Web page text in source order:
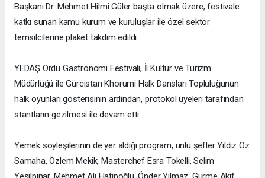
Başkanı Dr. Mehmet Hilmi Güler başta olmak üzere, festivale
katkı sunan kamu kurum ve kuruluşlar ile özel sektör
temsilcilerine plaket takdim edildi.
YEDAŞ Ordu Gastronomi Festivali, İl Kültür ve Turizm
Müdürlüğü ile Gürcistan Khorumi Halk Dansları Topluluğunun
halk oyunları gösterisinin ardından, protokol üyeleri tarafından
stantların gezilmesi ile devam etti.
Yemek söyleşilerinin de yer aldığı program, ünlü şefler Yıldız Öz
Samaha, Özlem Mekik, Masterchef Esra Tokelli, Selim